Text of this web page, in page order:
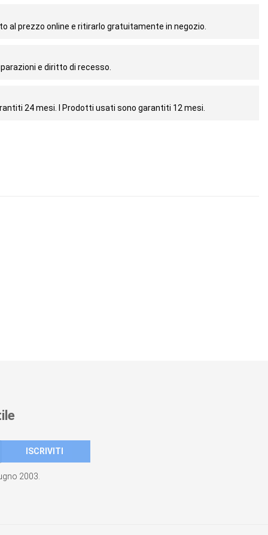
al prezzo online e ritirarlo gratuitamente in negozio.
e diritto di recesso.
24 mesi. I Prodotti usati sono garantiti 12 mesi.
2003.